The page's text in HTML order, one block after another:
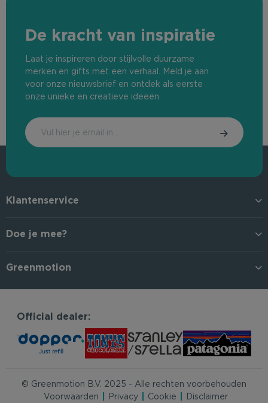
De kracht van inspiratie
Laat je inspireren door stijlvolle duurzame
merken en gifts met een verhaal. Meld je aan
voor onze nieuwsbrief en ontdek als eerste
onze unieke en creatieve ideeën.
Klantenservice
Doe je mee?
Greenmotion
Official dealer:
© Greenmotion B.V. 2025 - Alle rechten voorbehouden
Voorwaarden
Privacy Cookie Disclaimer